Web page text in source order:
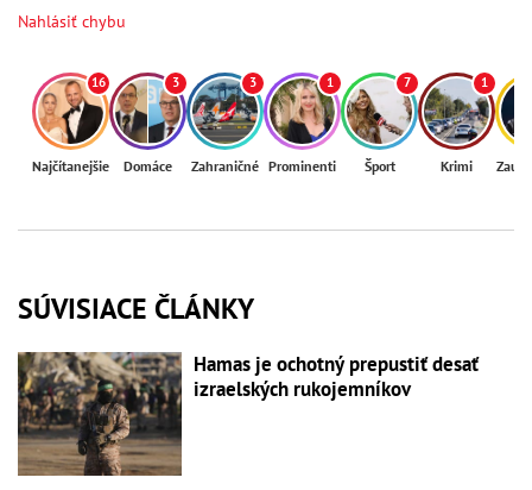
Nahlásiť chybu
16
Najčítanejšie
3
Domáce
3
Zahraničné
1
Prominenti
7
Šport
1
Krimi
SÚVISIACE ČLÁNKY
Hamas je ochotný prepustiť desať
izraelských rukojemníkov